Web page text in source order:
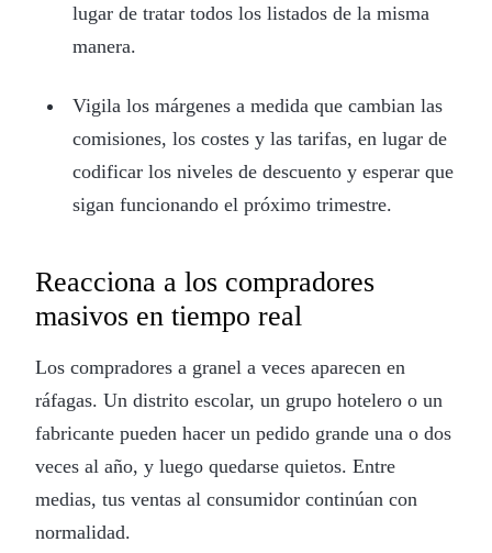
lugar de tratar todos los listados de la misma
manera.
Vigila los márgenes a medida que cambian las
comisiones, los costes y las tarifas, en lugar de
codificar los niveles de descuento y esperar que
sigan funcionando el próximo trimestre.
Reacciona a los compradores
masivos en tiempo real
Los compradores a granel a veces aparecen en
ráfagas. Un distrito escolar, un grupo hotelero o un
fabricante pueden hacer un pedido grande una o dos
veces al año, y luego quedarse quietos. Entre
medias, tus ventas al consumidor continúan con
normalidad.